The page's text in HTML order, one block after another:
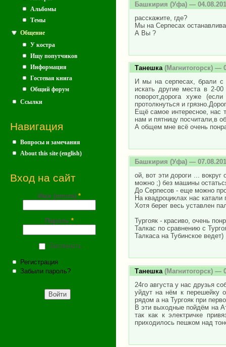
Альбомы
Темы
Общение
У костра
Ищу попутчиков
Информация
Гостевая книга
Общий форум
Ссылки
Навигация
Вопросы и замечания
About this site (english)
Вход на сайт
Имя (почта) *
Пароль *
Запомнить
Регистрация
Забыли пароль?
Башкирия (Уфа) —
расскажите, где?
Мы на Серпесах
А Вы ?
Танешка (Магнитогорск) —
И мы на серпесах, брали с
искать другие места в 2-
поворот,дорога хуже
протолкнуться и
Ещё самое интересное, нас
нам и пятницу посчитали,в
А общем мне всё очень
Башкирия (Уфа) —
ой, вот эти дороги ... вокруг
можно ;) без машины
До Серпесов - еще можно
На квадроциклах нас
Хотя берег весь уставлен
Тургояк - красиво, очень
Талкас по сравнению с
Талкаса на Тубинское ведет)
Танешка (Магнитогорск) —
24го августа у нас друзья
уйдут на нём к перешейку
рядом а на Тургояк при
В эти выходные пойдём на
так как к электричке
приходилось пешком над